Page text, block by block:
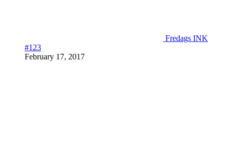
Fredags INK
#123
February 17, 2017